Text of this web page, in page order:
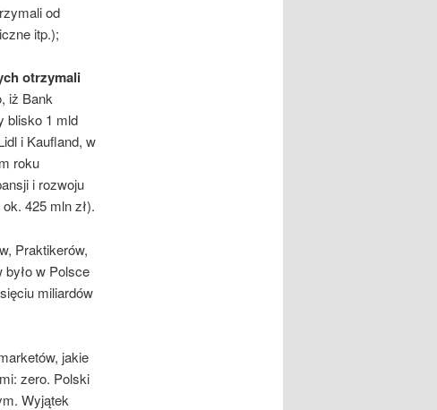
od
itp.);
otrzymali
iż Bank
blisko 1 mld
i Kaufland, w
roku
i rozwoju
425 mln zł).
Praktikerów,
w Polsce
miliardów
jakie
zero. Polski
Wyjątek